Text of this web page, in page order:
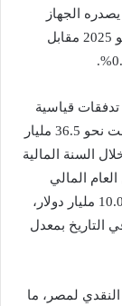
الجهاز
المركزي للتعبئة العامة والإحصاء، 13.9% في يوليو 2025 مقابل
على صعيد آخر، شهدت السنة المالية 2024/2025 تدفقات قياسية
في تحويلات المصريين العاملين بالخارج، حيث بلغت نحو 36.5 مليار
21.9 مليار دولار خلال السنة المالية
المالي
بمعدل 34.2% على أساس سنوي لتصل إلى نحو 10.0 مليار دولار،
التاريخ بمعدل
لمصر، ما